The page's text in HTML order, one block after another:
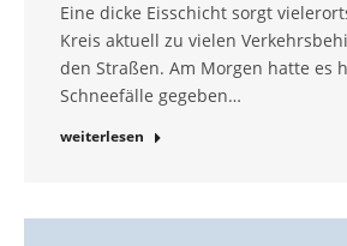
Eine dicke Eisschicht sorgt
Kreis aktuell zu vielen
den Straßen. Am Morgen hatte es
Schneefälle gegeben…
weiterlesen